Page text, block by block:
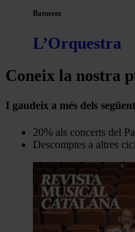
Batutem
L’Orquestra
Coneix la nostra
I gaudeix a més dels
20% als concerts del
Descomptes a altres